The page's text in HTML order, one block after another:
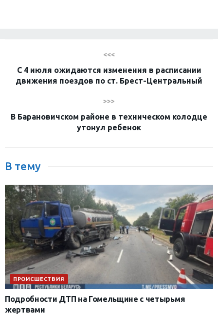
<<<
С 4 июля ожидаются изменения в расписании
движения поездов по ст. Брест-Центральный
>>>
В Барановичском районе в техническом колодце
утонул ребенок
В тему
ПРОИСШЕСТВИЯ
Подробности ДТП на Гомельщине с четырьмя
жертвами